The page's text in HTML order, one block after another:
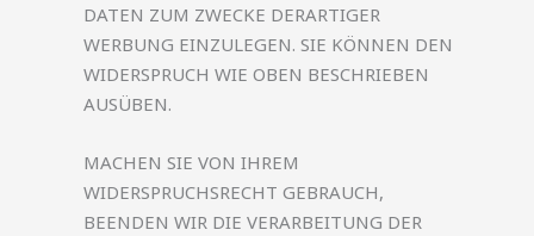
DATEN ZUM ZWECKE DERARTIGER
WERBUNG EINZULEGEN. SIE KÖNNEN DEN
WIDERSPRUCH WIE OBEN BESCHRIEBEN
AUSÜBEN.
MACHEN SIE VON IHREM
WIDERSPRUCHSRECHT GEBRAUCH,
BEENDEN WIR DIE VERARBEITUNG DER